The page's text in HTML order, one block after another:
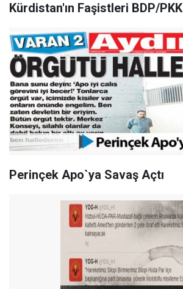
Kürdistan'ın Faşistleri BDP/PKK
Perinçek Apo`ya Savaş Açtı